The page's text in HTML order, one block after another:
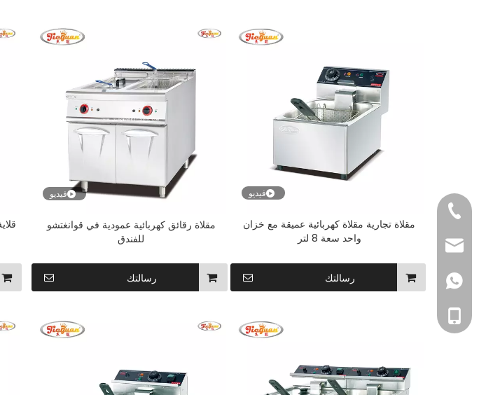
فيديو
مقلاة تجارية مقلاة كهربائية عميقة مع خزان
واحد سعة 8 لتر
رسالتك
فيديو
مقلاة رقائق كهربائية عمودية في قوانغتشو
للفندق
رسالتك
+86-20-
+86-